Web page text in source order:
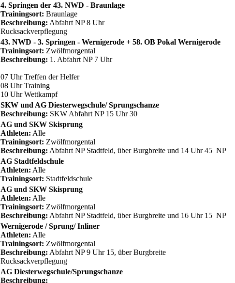
4. Springen der 43. NWD - Braunlage
Trainingsort: Braunlage
Beschreibung: Abfahrt NP 8 Uhr
Rucksackverpflegung
43. NWD - 3. Springen - Wernigerode + 58. OB Pokal Wernigerode
Trainingsort: Zwölfmorgental
Beschreibung: 1. Abfahrt NP 7 Uhr
07 Uhr Treffen der Helfer
08 Uhr Training
10 Uhr Wettkampf
SKW und AG Diesterwegschule/ Sprungschanze
Beschreibung: SKW Abfahrt NP 15 Uhr 30
AG und SKW Skisprung
Athleten: Alle
Trainingsort: Zwölfmorgental
Beschreibung: Abfahrt NP Stadtfeld, über Burgbreite und 14 Uhr 45 NP
AG Stadtfeldschule
Athleten: Alle
Trainingsort: Stadtfeldschule
AG und SKW Skisprung
Athleten: Alle
Trainingsort: Zwölfmorgental
Beschreibung: Abfahrt NP Stadtfeld, über Burgbreite und 16 Uhr 15 NP
Wernigerode / Sprung/ Inliner
Athleten: Alle
Trainingsort: Zwölfmorgental
Beschreibung: Abfahrt NP 9 Uhr 15, über Burgbreite
Rucksackverpflegung
AG Diesterwegschule/Sprungschanze
Beschreibung: